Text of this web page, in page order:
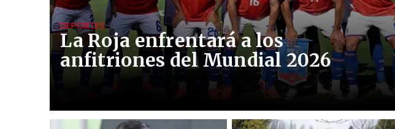
La Roja enfrentará a los
anfitriones del Mundial 2026
DEPORTES